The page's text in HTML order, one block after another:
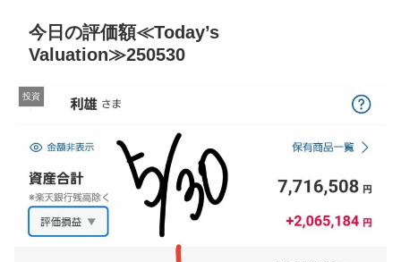
今日の評価額≪Today’s
Valuation≫250530
投資